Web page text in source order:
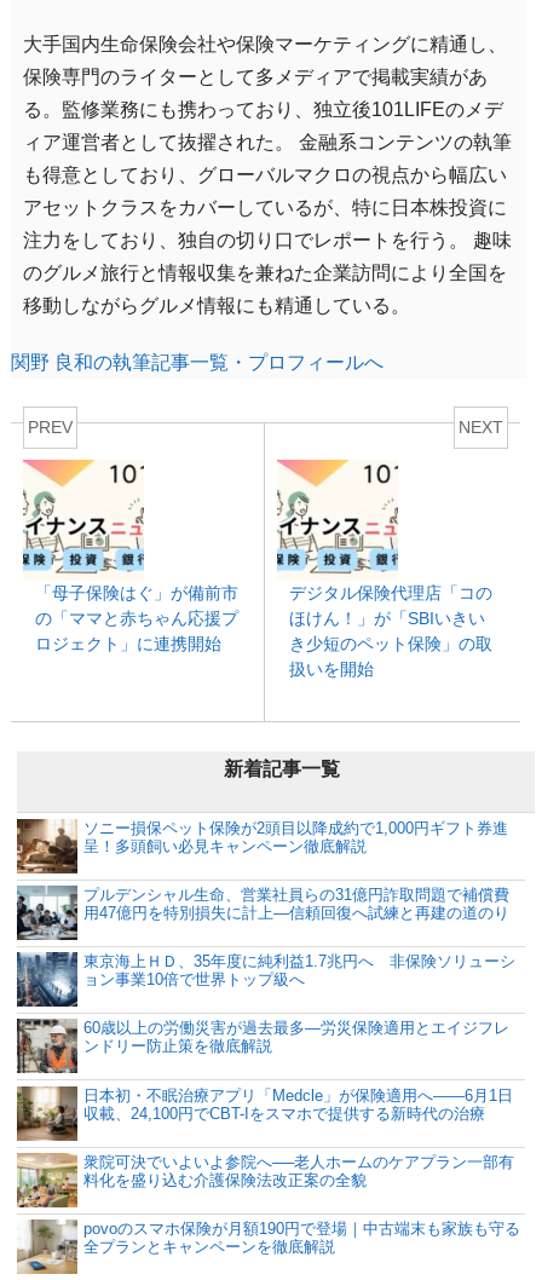
大手国内生命保険会社や保険マーケティングに精通し、
保険専門のライターとして多メディアで掲載実績があ
る。監修業務にも携わっており、独立後101LIFEのメデ
ィア運営者として抜擢された。 金融系コンテンツの執筆
も得意としており、グローバルマクロの視点から幅広い
アセットクラスをカバーしているが、特に日本株投資に
注力をしており、独自の切り口でレポートを行う。 趣味
のグルメ旅行と情報収集を兼ねた企業訪問により全国を
移動しながらグルメ情報にも精通している。
関野 良和の執筆記事一覧・プロフィールへ
PREV
「母子保険はぐ」が備前市
の「ママと赤ちゃん応援プ
ロジェクト」に連携開始
NEXT
デジタル保険代理店「コの
ほけん！」が「SBIいきい
き少短のペット保険」の取
扱いを開始
新着記事一覧
ソニー損保ペット保険が2頭目以降成約で1,000円ギフト券進
呈！多頭飼い必見キャンペーン徹底解説
プルデンシャル生命、営業社員らの31億円詐取問題で補償費
用47億円を特別損失に計上―信頼回復へ試練と再建の道のり
東京海上ＨＤ、35年度に純利益1.7兆円へ 非保険ソリューシ
ョン事業10倍で世界トップ級へ
60歳以上の労働災害が過去最多―労災保険適用とエイジフレ
ンドリー防止策を徹底解説
日本初・不眠治療アプリ「Medcle」が保険適用へ――6月1日
収載、24,100円でCBT-Iをスマホで提供する新時代の治療
衆院可決でいよいよ参院へ──老人ホームのケアプラン一部有
料化を盛り込む介護保険法改正案の全貌
povoのスマホ保険が月額190円で登場｜中古端末も家族も守る
全プランとキャンペーンを徹底解説